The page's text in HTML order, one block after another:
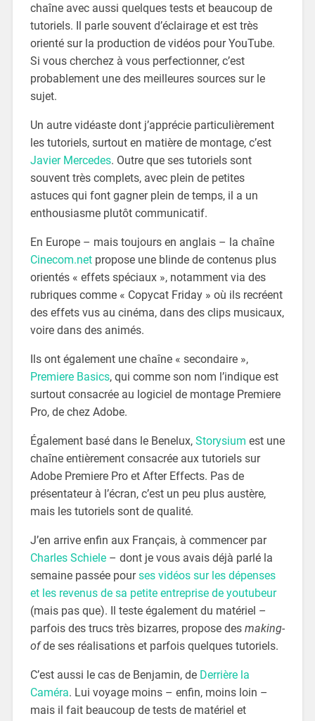
chaîne avec aussi quelques tests et beaucoup de
tutoriels. Il parle souvent d’éclairage et est très
orienté sur la production de vidéos pour YouTube.
Si vous cherchez à vous perfectionner, c’est
probablement une des meilleures sources sur le
sujet.
Un autre vidéaste dont j’apprécie particulièrement
les tutoriels, surtout en matière de montage, c’est
Javier Mercedes. Outre que ses tutoriels sont
souvent très complets, avec plein de petites
astuces qui font gagner plein de temps, il a un
enthousiasme plutôt communicatif.
En Europe – mais toujours en anglais – la chaîne
Cinecom.netpropose une blinde de contenus plus
orientés « effets spéciaux », notamment via des
rubriques comme « Copycat Friday » où ils recréent
des effets vus au cinéma, dans des clips musicaux,
voire dans des animés.
Ils ont également une chaîne « secondaire »,
Premiere Basics, qui comme son nom l’indique est
surtout consacrée au logiciel de montage Premiere
Pro, de chez Adobe.
Également basé dans le Benelux, Storysium est une
chaîne entièrement consacrée aux tutoriels sur
Adobe Premiere Pro et After Effects. Pas de
présentateur à l’écran, c’est un peu plus austère,
mais les tutoriels sont de qualité.
J’en arrive enfin aux Français, à commencer par
Charles Schiele– dont je vous avais déjà parlé la
semaine passée pourses vidéos sur les dépenses
et les revenus de sa petite entreprise de youtubeur
(mais pas que). Il teste également du matériel –
parfois des trucs très bizarres, propose des making-
ofde ses réalisations et parfois quelques tutoriels.
C’est aussi le cas de Benjamin, de Derrière la
Caméra. Lui voyage moins – enfin, moins loin –
mais il fait beaucoup de tests de matériel et